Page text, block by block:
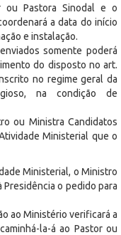
ou Pastora Sinodal e o
a data do início
e instalação.
somente poderá
do disposto no art.
no regime geral da
na condição de
ou Ministra Candidatos
Ministerial que o
Ministerial, o Ministro
o pedido para
ao Ministério verificará a
la-á ao Pastor ou